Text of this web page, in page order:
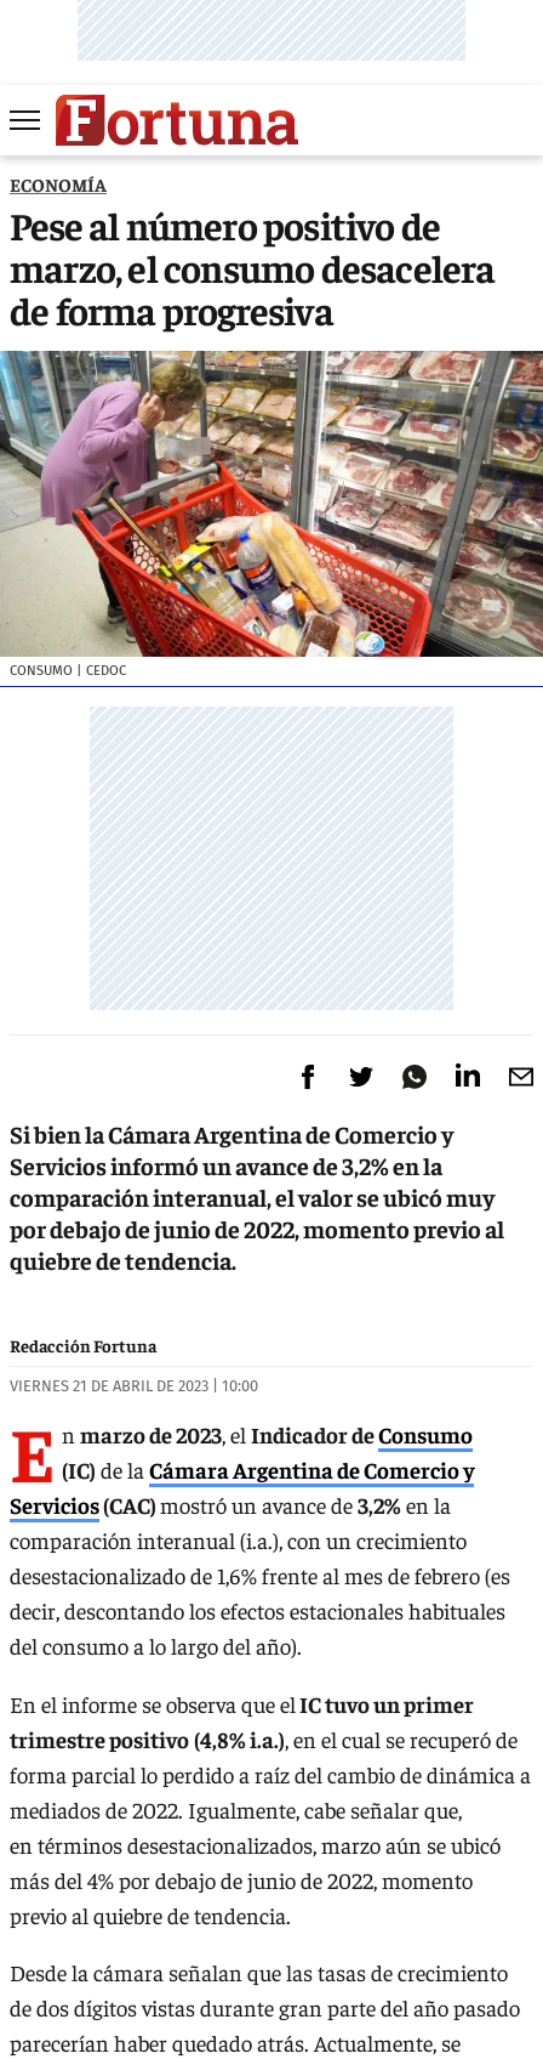
ECONOMÍA
Pese al número positivo de
marzo, el consumo desacelera
de forma progresiva
CONSUMO | CEDOC
Si bien la Cámara Argentina de Comercio y
Servicios informó un avance de 3,2% en la
comparación interanual, el valor se ubicó muy
por debajo de junio de 2022, momento previo al
quiebre de tendencia.
Redacción Fortuna
VIERNES 21 DE ABRIL DE 2023 | 10:00
E n marzo de 2023, el Indicador deConsumo
(IC) de la Cámara Argentina de Comercio y
Servicios(CAC)mostró un avance de3,2%en la
comparación interanual (i.a.), con un crecimiento
desestacionalizado de 1,6% frente al mes de febrero (es
decir, descontando los efectos estacionales habituales
del consumo a lo largo del año).
En el informe se observa que elIC tuvo un primer
trimestre positivo(4,8% i.a.), en el cual se recuperó de
forma parcial lo perdido a raíz del cambio de dinámica a
mediados de 2022. Igualmente, cabe señalar que,
en términos desestacionalizados, marzo aún se ubicó
más del 4% por debajo de junio de 2022, momento
previo al quiebre de tendencia.
Desde la cámara señalan que las tasas de crecimiento
de dos dígitos vistas durante gran parte del año pasado
parecerían haber quedado atrás. Actualmente, se